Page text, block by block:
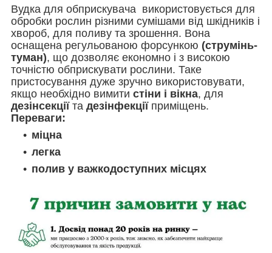
Вудка для обприскувача використовується для
обробки рослин різними сумішами від шкідників і
хвороб, для поливу та зрошення. Вона
оснащена регульованою форсункою (струмінь-
туман), що дозволяє економно і з високою
точністю обприскувати рослини. Таке
пристосування дуже зручно використовувати,
якщо необхідно вимити стіни і вікна, для
дезінсекції та дезінфекціїприміщень.
Переваги:
міцна
легка
полив у важкодоступних місцях